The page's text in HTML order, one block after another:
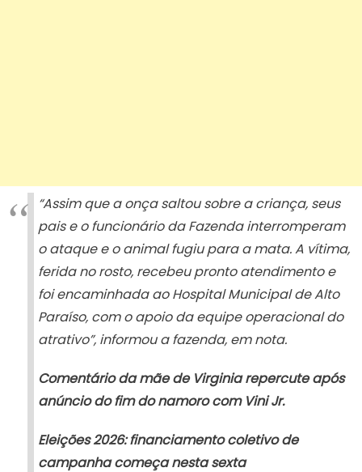
“Assim que a onça saltou sobre a criança, seus
pais e o funcionário da Fazenda interromperam
o ataque e o animal fugiu para a mata. A vítima,
ferida no rosto, recebeu pronto atendimento e
foi encaminhada ao Hospital Municipal de Alto
Paraíso, com o apoio da equipe operacional do
atrativo”, informou a fazenda, em nota.
Comentário da mãe de Virginia repercute após
anúncio do fim do namoro com Vini Jr.
Eleições 2026: financiamento coletivo de
campanha começa nesta sexta